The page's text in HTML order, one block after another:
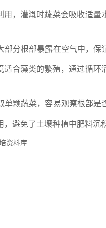
，灌溉时蔬菜会吸收适
分根部暴露在空气中，保
合藻类的繁殖，通过循
颗蔬菜，容易观察根部是
避免了土壤种植中肥料沉